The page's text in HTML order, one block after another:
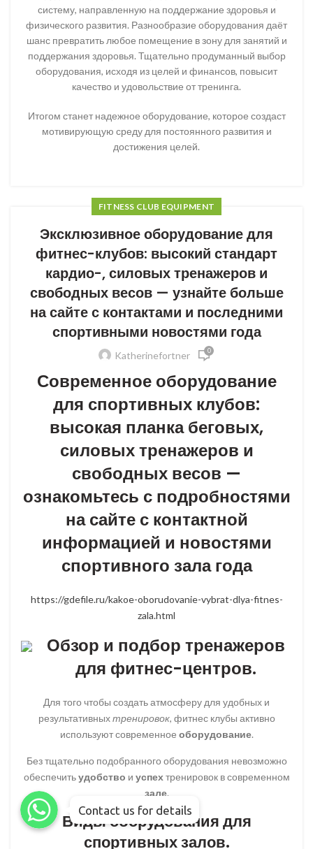
систему, направленную на поддержание здоровья и
физического развития. Разнообразие оборудования даёт
шанс превратить любое помещение в зону для занятий и
поддержания здоровья. Тщательно продуманный выбор
оборудования, исходя из целей и финансов, повысит
качество и удовольствие от тренинга.
Итогом станет надежное оборудование, которое создаст
мотивирующую среду для постоянного развития и
достижения целей.
FITNESS CLUB EQUIPMENT
Эксклюзивное оборудование для
фитнес-клубов: высокий стандарт
кардио-, силовых тренажеров и
свободных весов — узнайте больше
на сайте с контактами и последними
спортивными новостями года
Katherinefortner 0
Современное оборудование
для спортивных клубов:
высокая планка беговых,
силовых тренажеров и
свободных весов —
ознакомьтесь с подробностями
на сайте с контактной
информацией и новостями
спортивного зала года
https://gdefile.ru/kakoe-oborudovanie-vybrat-dlya-fitnes-
zala.html
Обзор и подбор тренажеров
для фитнес-центров.
Для того чтобы создать атмосферу для удобных и
результативныхтренировок, фитнес клубы активно
используют современное оборудование.
Без тщательно подобранного оборудования невозможно
обеспечитьудобство и успехтренировок в современном
зале.
Виды оборудования для
спортивных залов.
WhatsApp
WhatsApp
WhatsApp
Contact us for details